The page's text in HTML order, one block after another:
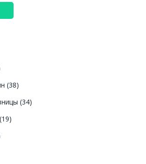
варианты от
до персонализированных
идеальный подарок для любой
(38)
(34)
(19)